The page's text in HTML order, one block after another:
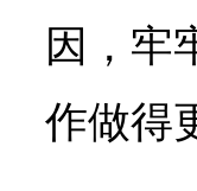
因，牢
作做得